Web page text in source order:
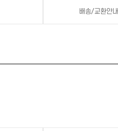
배송/교환안내